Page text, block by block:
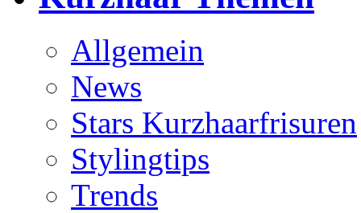
Allgemein
News
Stars Kurzhaarfrisuren
Stylingtips
Trends